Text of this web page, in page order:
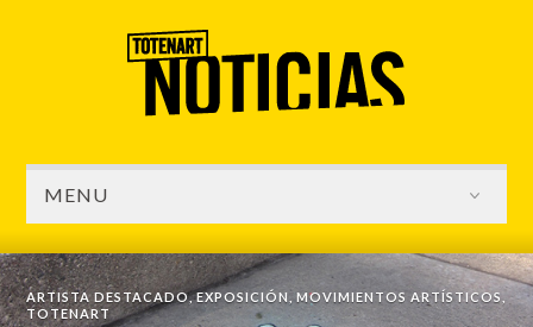
MENU
ARTISTA DESTACADO,EXPOSICIÓN ,MOVIMIENTOS ARTÍSTICOS,
TOTENART